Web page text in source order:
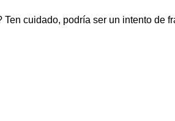
Ten cuidado, podría ser un intento de